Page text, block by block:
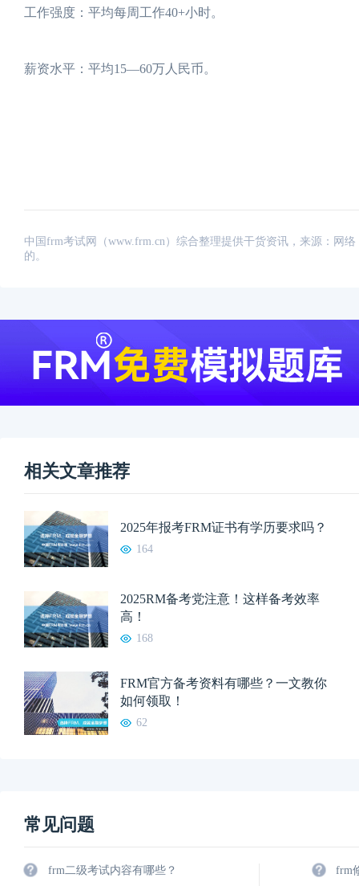
工作强度：平均每周工作40+小时。
薪资水平：平均15—60万人民币。
中国frm考试网（www.frm.cn）综合整理提供干货资讯，来源：网
的。
相关文章推荐
2025年报考FRM证书有学历要求吗？
164
2025RM备考党注意！这样备考效率
高！
168
FRM官方备考资料有哪些？一文教你
如何领取！
62
常见问题
frm二级考试内容有哪些？ frm